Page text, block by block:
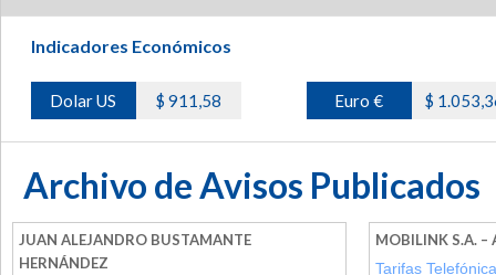
Indicadores Económicos
Dolar US $ 911,58 Euro € $
Archivo de Avisos Publicados
JUAN ALEJANDRO BUSTAMANTE
HERNÁNDEZ
MOBILINK S.A. –
Tarifas